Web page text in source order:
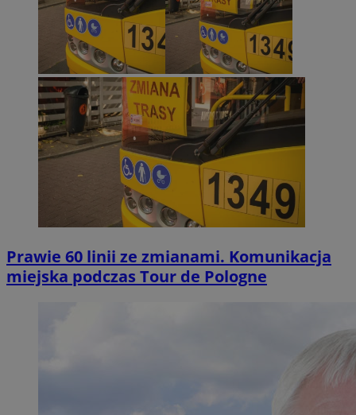
Prawie 60 linii ze zmianami. Komunikacja
miejska podczas Tour de Pologne